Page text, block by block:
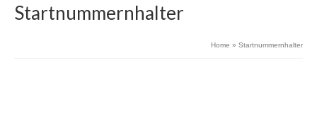
Startnummernhalter
Home » Startnummernhalter